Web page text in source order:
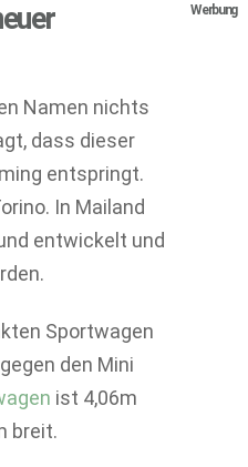
Werbung
Namen nichts
dass dieser
entspringt.
In Mailand
entwickelt und
Sportwagen
den Mini
ist 4,06m
breit.